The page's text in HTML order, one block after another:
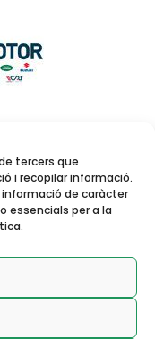
tercers que
i recopilar informació.
informació de caràcter
essencials per a la
dirigides